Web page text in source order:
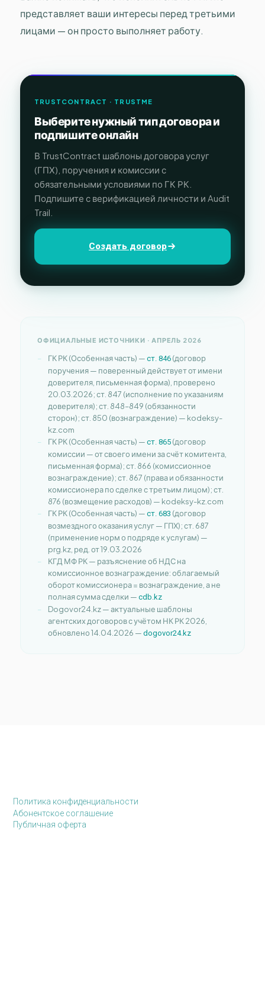
представляет ваши интересы перед третьими
лицами — он просто выполняет работу.
TRUSTCONTRACT · TRUSTME
Выберите нужный тип договора и
подпишите онлайн
В TrustContract шаблоны договора услуг
(ГПХ), поручения и комиссии с
обязательными условиями по ГК РК.
Подпишите с верификацией личности и Audit
Trail.
Создать договор
ОФИЦИАЛЬНЫЕ ИСТОЧНИКИ · АПРЕЛЬ 2026
ГК РК (Особенная часть) — ст. 846 (договор
поручения — поверенный действует от имени
доверителя, письменная форма), проверено
20.03.2026; ст. 847 (исполнение по указаниям
доверителя); ст. 848–849 (обязанности
сторон); ст. 850 (вознаграждение) — kodeksy-
kz.com
ГК РК (Особенная часть) — ст. 865 (договор
комиссии — от своего имени за счёт комитента,
письменная форма); ст. 866 (комиссионное
вознаграждение); ст. 867 (права и обязанности
комиссионера по сделке с третьим лицом); ст.
876 (возмещение расходов) — kodeksy-kz.com
ГК РК (Особенная часть) — ст. 683 (договор
возмездного оказания услуг — ГПХ); ст. 687
(применение норм о подряде к услугам) —
prg.kz, ред. от 19.03.2026
КГД МФ РК — разъяснение об НДС на
комиссионное вознаграждение: облагаемый
оборот комиссионера = вознаграждение, а не
полная сумма сделки — cdb.kz
Dogovor24.kz — актуальные шаблоны
агентских договоров с учётом НК РК 2026,
обновлено 14.04.2026 — dogovor24.kz
Политика конфиденциальности
Абонентское соглашение
Публичная оферта